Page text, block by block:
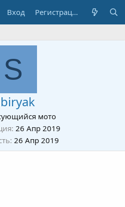
Вход Регистрация
S
мото
26 Апр 2019
26 Апр 2019